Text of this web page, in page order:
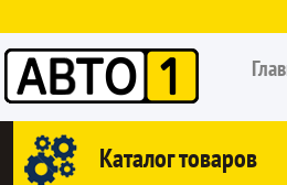
Каталог товаров